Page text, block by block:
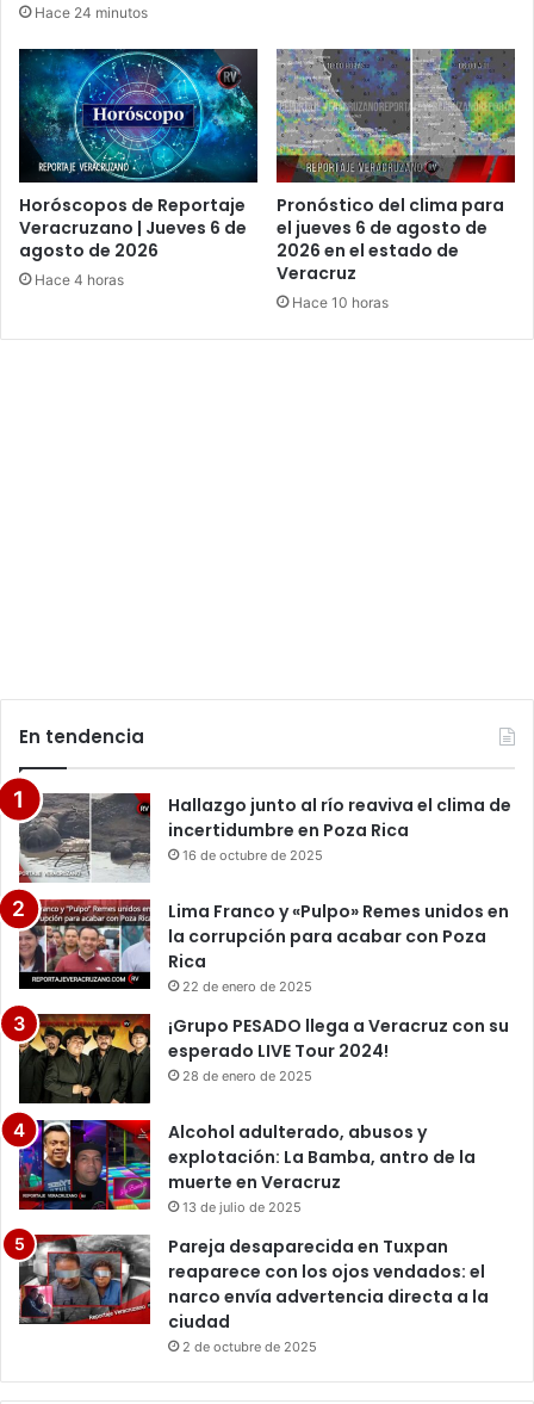
Hace 24 minutos
Horóscopos de Reportaje
Veracruzano | Jueves 6 de
agosto de 2026
Hace 4 horas
Pronóstico del clima para
el jueves 6 de agosto de
2026 en el estado de
Veracruz
Hace 10 horas
En tendencia
Hallazgo junto al río reaviva el clima de
incertidumbre en Poza Rica
16 de octubre de 2025
Lima Franco y «Pulpo» Remes unidos en
la corrupción para acabar con Poza
Rica
22 de enero de 2025
¡Grupo PESADO llega a Veracruz con su
esperado LIVE Tour 2024!
28 de enero de 2025
Alcohol adulterado, abusos y
explotación: La Bamba, antro de la
muerte en Veracruz
13 de julio de 2025
Pareja desaparecida en Tuxpan
reaparece con los ojos vendados: el
narco envía advertencia directa a la
ciudad
2 de octubre de 2025